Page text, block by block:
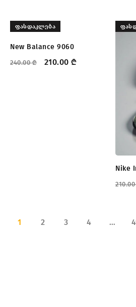
ᲤᲐᲡᲓᲐᲙᲚᲔᲑᲐ
New Balance 9060
240.00₾ 210.00 ₾
Nike
1 2 3 4 …